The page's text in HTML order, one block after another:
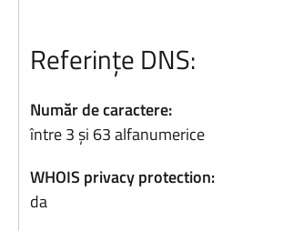
Referințe DNS:
Număr de caractere:
între 3 și 63 alfanumerice
WHOIS privacy protection:
da